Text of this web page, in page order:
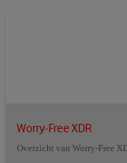
Worry-Free XDR
Overzicht van Worry-Free